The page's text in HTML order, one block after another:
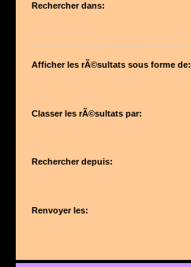
Rechercher dans:
Afficher les rÃ©sultats sous forme de:
Classer les rÃ©sultats par:
Rechercher depuis:
Renvoyer les: